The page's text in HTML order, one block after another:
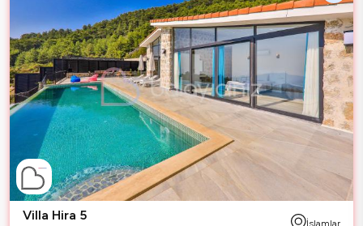
Villa Hira 5
İslamlar